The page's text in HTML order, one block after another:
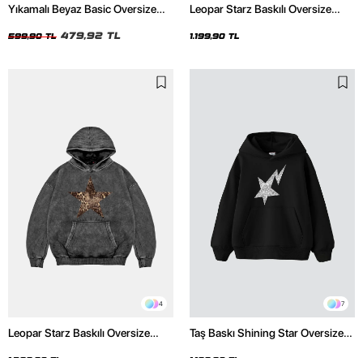
Yıkamalı Beyaz Basic Oversize
599,90 TL 479,92 TL
Leopar Starz Baskılı Oversize
1.199,90 TL
4
Leopar Starz Baskılı Oversize
7
Taş Baskı Shining Star Oversize